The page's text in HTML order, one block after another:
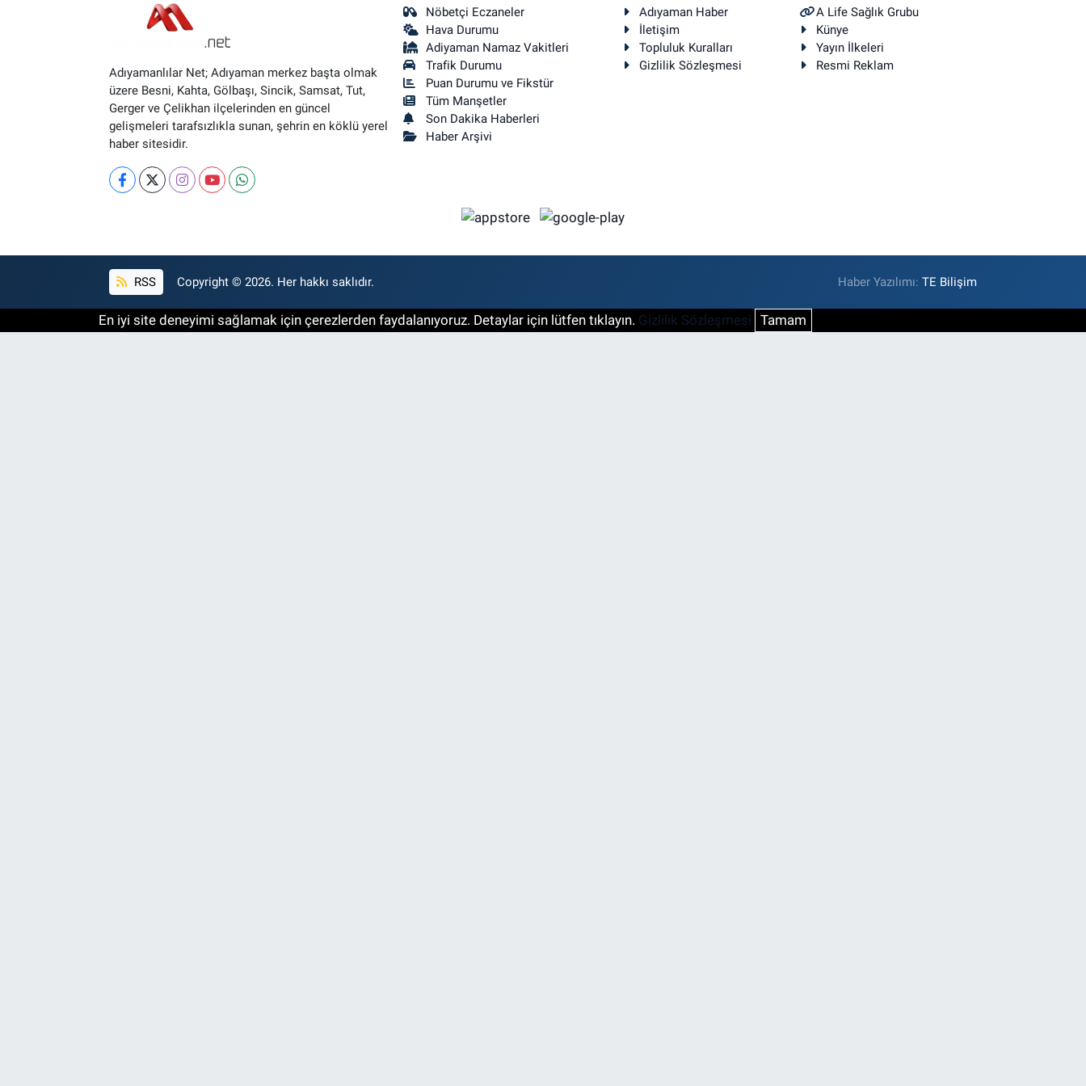
Adıyamanlılar Net; Adıyaman merkez başta olmak
üzere Besni, Kahta, Gölbaşı, Sincik, Samsat, Tut,
Gerger ve Çelikhan ilçelerinden en güncel
gelişmeleri tarafsızlıkla sunan, şehrin en köklü yerel
haber sitesidir.
Nöbetçi Eczaneler
Hava Durumu
Adiyaman Namaz Vakitleri
Trafik Durumu
Puan Durumu ve Fikstür
Tüm Manşetler
Son Dakika Haberleri
Haber Arşivi
Adıyaman Haber
A Life Sağlık Grubu
İletişim
Künye
Topluluk Kuralları
Yayın İlkeleri
Gizlilik Sözleşmesi
Resmi Reklam
RSS Copyright © 2026. Her hakkı saklıdır. Haber Yazılımı:TE Bilişim
En iyi site deneyimi sağlamak için çerezlerden faydalanıyoruz. Detaylar için lütfen tıklayın. Gizlilik Sözleşmesi Tamam